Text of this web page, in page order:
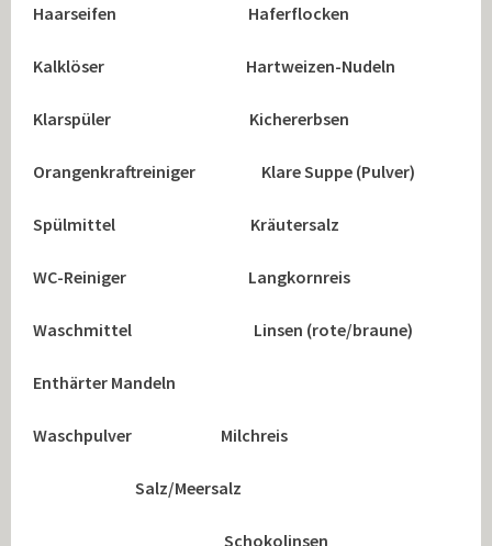
Haarseifen Haferflocken
Kalklöser Hartweizen-Nudeln
Klarspüler Kichererbsen
Orangenkraftreiniger Klare Suppe (Pulver)
Spülmittel Kräutersalz
WC-Reiniger Langkornreis
Waschmittel Linsen (rote/braune)
Enthärter Mandeln
Waschpulver Milchreis
Salz/Meersalz
Schokolinsen